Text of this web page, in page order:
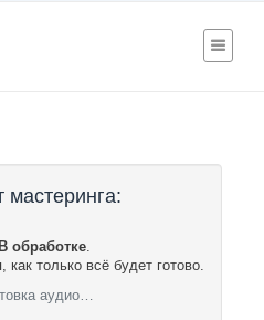
мастеринга:
В обработке.
только всё будет готово.
аудио…